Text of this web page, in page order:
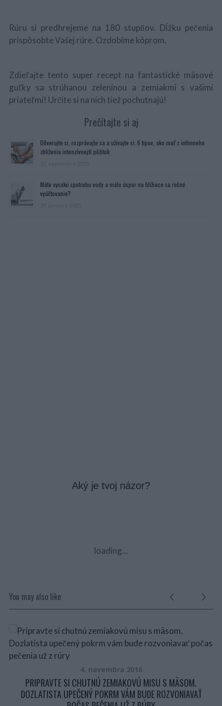
Rúru si predhrejeme na 180 stupňov. Dĺžku pečenia
prispôsobte Vašej rúre. Ozdobíme kôprom.
Zdieľajte tento super recept na fantastické mäsové
guľky sa strúhanou zeleninou a zemiakmi s vašimi
priateľmi! Určite si na nich tiež pochutnajú!
Prečítajte si aj
Dôverujte si, rozprávajte sa a užívajte si: 6 tipov, ako mať z intímneho
zblíženia intenzívnejší pôžitok
Máte vysokú spotrebu vody a málo úspor na blížiace sa ročné
vyúčtovanie?
Aký je tvoj názor?
loading...
You may also like
4. novembra 2016
PRIPRAVTE SI CHUTNÚ ZEMIAKOVÚ MISU S MÄSOM.
DOZLATISTA UPEČENÝ POKRM VÁM BUDE ROZVONIAVAŤ